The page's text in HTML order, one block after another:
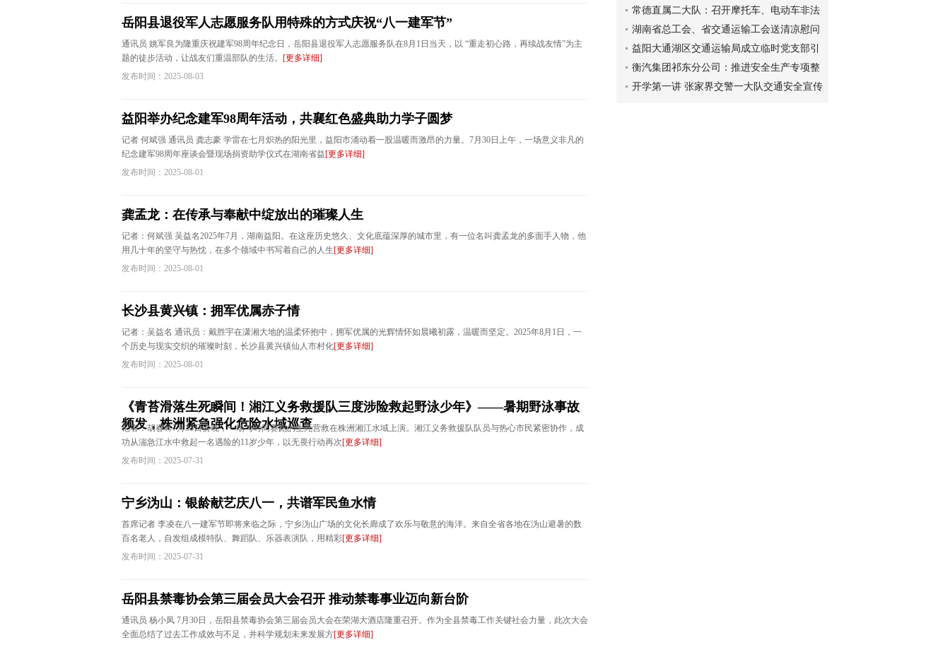
岳阳县退役军人志愿服务队用特殊的方式庆祝“八一建军节”
通讯员 姚军良为隆重庆祝建军98周年纪念日，岳阳县退役军人志愿服务队在8月1日当天，以 “重走初心路，再续战友情”为主
题的徒步活动，让战友们重温部队的生活。 [更多详细]
发布时间：2025-08-03
益阳举办纪念建军98周年活动，共襄红色盛典助力学子圆梦
记者 何斌强 通讯员 龚志豪 学雷在七月炽热的阳光里，益阳市涌动着一股温暖而激昂的力量。7月30日上午，一场意义非凡的
纪念建军98周年座谈会暨现场捐资助学仪式在湖南省益[更多详细]
发布时间：2025-08-01
龚孟龙：在传承与奉献中绽放出的璀璨人生
记者：何斌强 吴益名2025年7月，湖南益阳。在这座历史悠久、文化底蕴深厚的城市里，有一位名叫龚孟龙的多面手人物，他
用几十年的坚守与热忱，在多个领域中书写着自己的人生[更多详细]
发布时间：2025-08-01
长沙县黄兴镇：拥军优属赤子情
记者：吴益名 通讯员：戴胜宇在潇湘大地的温柔怀抱中，拥军优属的光辉情怀如晨曦初露，温暖而坚定。2025年8月1日，一
个历史与现实交织的璀璨时刻，长沙县黄兴镇仙人市村化[更多详细]
发布时间：2025-08-01
《青苔滑落生死瞬间！湘江义务救援队三度涉险救起野泳少年》——暑期野泳事故
频发，株洲紧急强化危险水域巡查
记者：胡春晖7月30日傍晚，一场与时间赛跑的生死营救在株洲湘江水域上演。湘江义务救援队队员与热心市民紧密协作，成
功从湍急江水中救起一名遇险的11岁少年，以无畏行动再次[更多详细]
发布时间：2025-07-31
宁乡沩山：银龄献艺庆八一，共谱军民鱼水情
首席记者 李凌在八一建军节即将来临之际，宁乡沩山广场的文化长廊成了欢乐与敬意的海洋。来自全省各地在沩山避暑的数
百名老人，自发组成模特队、舞蹈队、乐器表演队，用精彩[更多详细]
发布时间：2025-07-31
岳阳县禁毒协会第三届会员大会召开 推动禁毒事业迈向新台阶
通讯员 杨小凤 7月30日，岳阳县禁毒协会第三届会员大会在荣湖大酒店隆重召开。作为全县禁毒工作关键社会力量，此次大会
全面总结了过去工作成效与不足，并科学规划未来发展方[更多详细]
梁数据
常德直属二大队：召开摩托车、电动车非法
加装遮
湖南省总工会、省交通运输工会送清凉慰问
益阳通
益阳大通湖区交通运输局成立临时党支部引
领交通
衡汽集团祁东分公司：推进安全生产专项整
治三年
开学第一讲 张家界交警一大队交通安全宣传